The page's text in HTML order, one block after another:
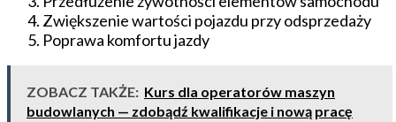
Zwiększenie wartości pojazdu przy odsprzedaży
Poprawa komfortu jazdy
ZOBACZ TAKŻE: Kurs dla operatorów maszyn
budowlanych — zdobądź kwalifikacje i nową pracę